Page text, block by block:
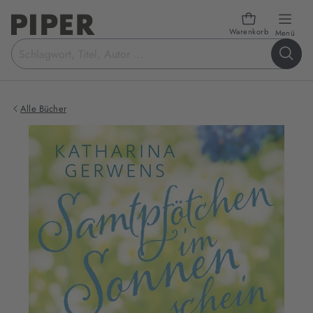
Warenkorb Menü
Suchbegriff
eingeben
Alle Bücher
Produktbilder
zum
Buch